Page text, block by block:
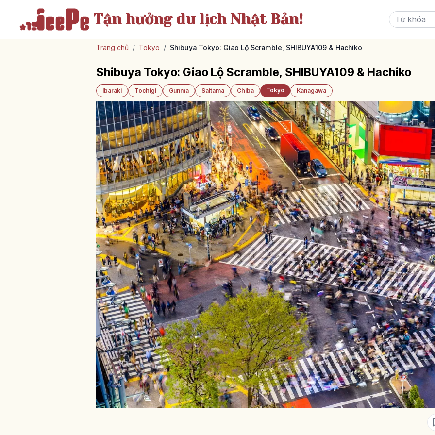
Tận hưởngdu lịch Nhật Bản!
Trang chủ / Tokyo / Shibuya Tokyo: Giao Lộ Scramble, SHIBUYA109 & Hachiko
Shibuya Tokyo: Giao Lộ Scramble, SHIBUYA109 & Hachiko
Ibaraki Tochigi Gunma Saitama Chiba Tokyo Kanagawa